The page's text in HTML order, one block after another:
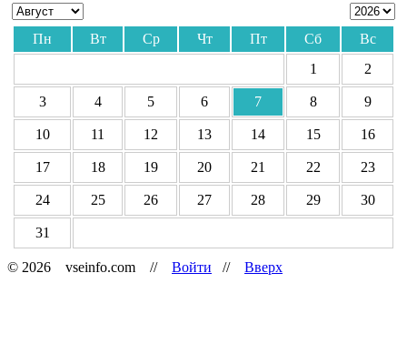
Пн Вт Ср Чт Пт Сб
Вс
1
2
3 4 5 6 7 8 9
10 11 12 13 14 15 16
17 18 19 20 21 22 23
24 25 26 27 28 29 30
31
© 2026 vseinfo.com // Войти // Вверх